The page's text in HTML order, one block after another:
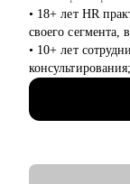
• 18+ лет HR
своего сегмента,
• 10+ лет
консультирования;
• 3000+
уровня и
• 500+